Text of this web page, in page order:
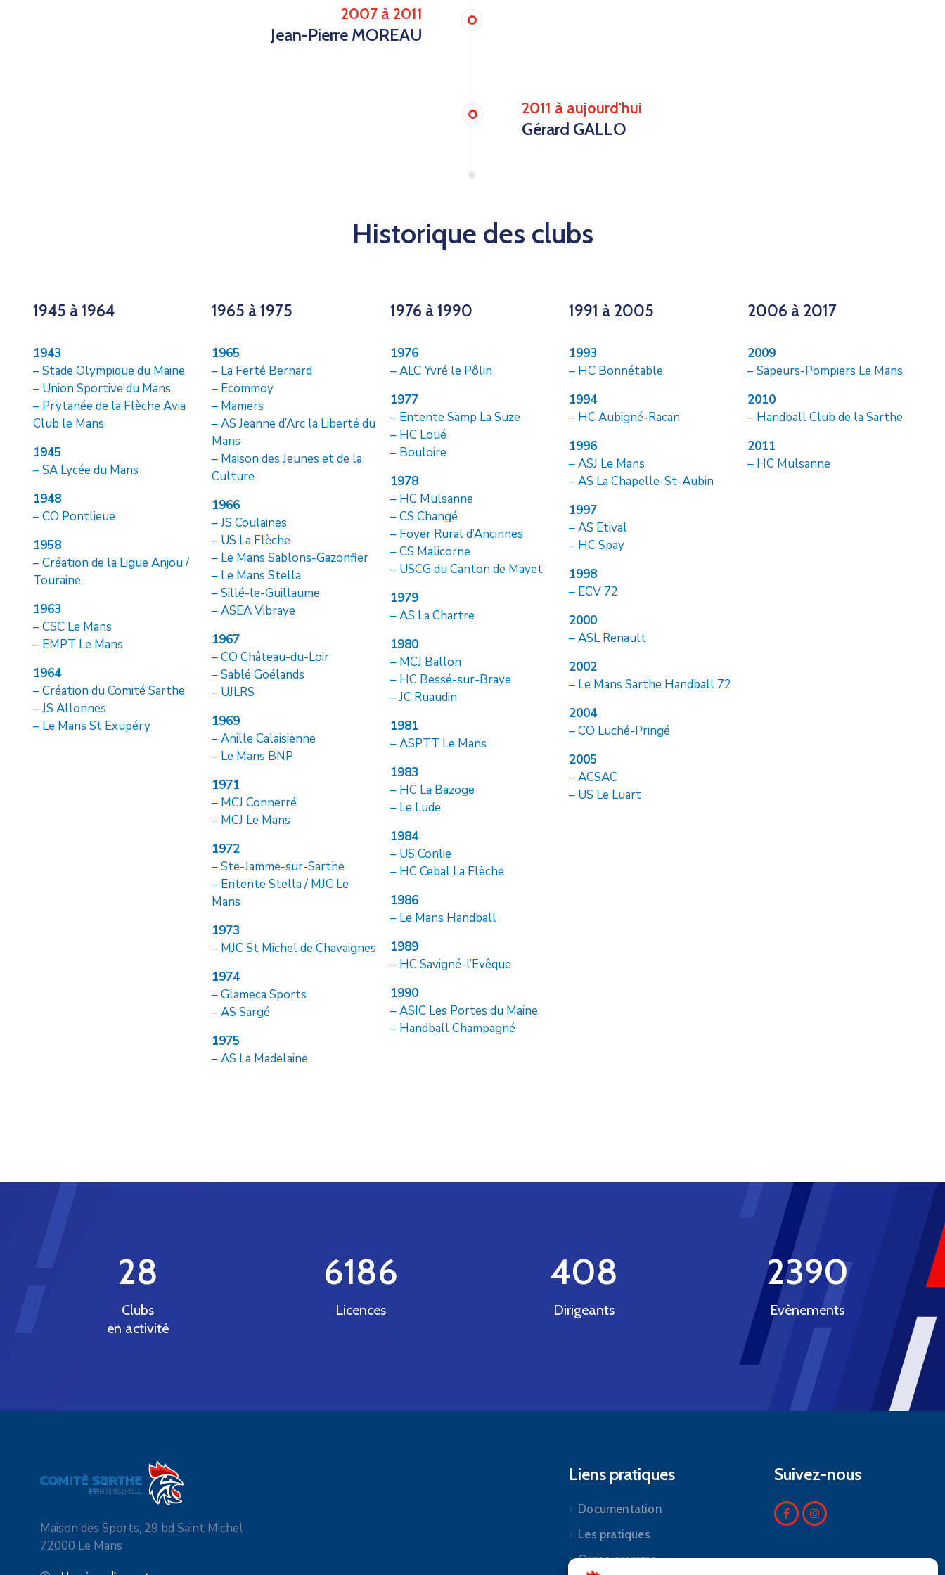
2007 à 2011
Jean-Pierre MOREAU
2011 à aujourd'hui
Gérard GALLO
Historique des clubs
1945 à 1964
1943
– Stade Olympique du Maine
– Union Sportive du Mans
– Prytanée de la Flèche Avia
Club le Mans
1945
– SA Lycée du Mans
1948
– CO Pontlieue
1958
– Création de la Ligue Anjou /
Touraine
1963
– CSC Le Mans
– EMPT Le Mans
1964
– Création du Comité Sarthe
– JS Allonnes
– Le Mans St Exupéry
1965 à 1975
1965
– La Ferté Bernard
– Ecommoy
– Mamers
– AS Jeanne d’Arc la Liberté du
Mans
– Maison des Jeunes et de la
Culture
1966
– JS Coulaines
– US La Flèche
– Le Mans Sablons-Gazonfier
– Le Mans Stella
– Sillé-le-Guillaume
– ASEA Vibraye
1967
– CO Château-du-Loir
– Sablé Goélands
– UJLRS
1969
– Anille Calaisienne
– Le Mans BNP
1971
– MCJ Connerré
– MCJ Le Mans
1972
– Ste-Jamme-sur-Sarthe
– Entente Stella / MJC Le
Mans
1973
– MJC St Michel de Chavaignes
1974
– Glameca Sports
– AS Sargé
1975
– AS La Madelaine
1976 à 1990
1976
– ALC Yvré le Pôlin
1977
– Entente Samp La Suze
– HC Loué
– Bouloire
1978
– HC Mulsanne
– CS Changé
– Foyer Rural d’Ancinnes
– CS Malicorne
– USCG du Canton de Mayet
1979
– AS La Chartre
1980
– MCJ Ballon
– HC Bessé-sur-Braye
– JC Ruaudin
1981
– ASPTT Le Mans
1983
– HC La Bazoge
– Le Lude
1984
– US Conlie
– HC Cebal La Flèche
1986
– Le Mans Handball
1989
– HC Savigné-l’Evêque
1990
– ASIC Les Portes du Maine
– Handball Champagné
1991 à 2005
1993
– HC Bonnétable
1994
– HC Aubigné-Racan
1996
– ASJ Le Mans
– AS La Chapelle-St-Aubin
1997
– AS Etival
– HC Spay
1998
– ECV 72
2000
– ASL Renault
2002
– Le Mans Sarthe Handball 72
2004
– CO Luché-Pringé
2005
– ACSAC
– US Le Luart
2006 à 2017
2009
– Sapeurs-Pompiers Le Mans
2010
– Handball Club de la Sarthe
2011
– HC Mulsanne
28
Clubs
en activité
6186
Licences
408
Dirigeants
2390
Evènements
Maison des Sports, 29 bd Saint Michel
72000 Le Mans
Liens pratiques
Documentation
Les pratiques
Organigramme
Suivez-nous